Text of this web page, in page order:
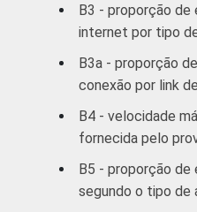
B3 - proporção de
internet por tipo
B3a - proporção
conexão por link
B4 - velocidade
fornecida pelo
B5 - proporção de
segundo o tipo de